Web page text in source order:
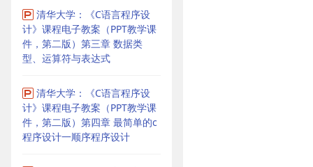
清华大学：《C语言程序设
计》课程电子教案（PPT教学课
件，第二版）第三章 数据类
型、运算符与表达式
清华大学：《C语言程序设
计》课程电子教案（PPT教学课
件，第二版）第四章 最简单的c
程序设计一顺序程序设计